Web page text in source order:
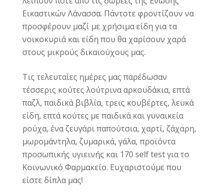
Εικαστικών Λάνασσα. Πάντοτε φροντίζουν να
προσφέρουν μαζί με χρήσιμα είδη για τα
νοικοκυριά και είδη που θα χαρίσουν χαρά
στους μικρούς δικαιούχους μας.
Τις τελευταίες ημέρες μας παρέδωσαν
τέσσερις κούτες λούτρινα αρκουδάκια, επτά
παζλ, παιδικά βιβλία, τρεις κουβέρτες, λευκά
είδη, επτά κούτες με παιδικά και γυναικεία
ρούχα, ένα ζευγάρι παπούτσια, χαρτί, ζάχαρη,
μωρομάντηλα, ζυμαρικά, γάλα, προϊόντα
προσωπικής υγιεινής και 170 self test για το
Κοινωνικό Φαρμακείο. Ευχαριστούμε που
είστε δίπλα μας!